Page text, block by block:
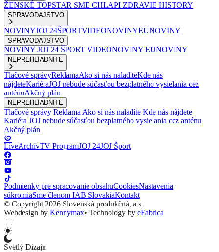
ŽENSKÉ TOPSTAR SME CHLAPI ZDRAVIE HISTORY
SPRAVODAJSTVO
NOVINYJOJ 24ŠPORTVIDEONOVINYEUNOVINY
SPRAVODAJSTVO
NOVINY JOJ 24 ŠPORT VIDEONOVINY EUNOVINY
NEPREHLIADNITE
Tlačové správyReklamaAko si nás naladíteKde nás
nájdeteKariéraJOJ nebude súčasťou bezplatného vysielania cez
anténuAkčný plán
NEPREHLIADNITE
Tlačové správy Reklama Ako si nás naladíte Kde nás nájdete
Kariéra JOJ nebude súčasťou bezplatného vysielania cez anténu
Akčný plán
LiveArchívTV ProgramJOJ 24JOJ Šport
Podmienky pre spracovanie obsahuCookiesNastavenia
súkromiaSme členom IAB SlovakiaKontakt
© Copyright 2026 Slovenská produkčná, a.s.
Webdesign by Kennymax• Technology by eFabrica
Svetlý Dizajn